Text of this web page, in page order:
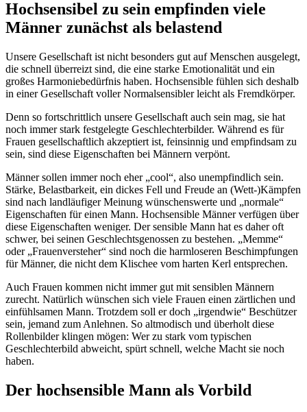
Hochsensibel zu sein empfinden viele
Männer zunächst als belastend
Unsere Gesellschaft ist nicht besonders gut auf Menschen ausgelegt,
die schnell überreizt sind, die eine starke Emotionalität und ein
großes Harmoniebedürfnis haben. Hochsensible fühlen sich deshalb
in einer Gesellschaft voller Normalsensibler leicht als Fremdkörper.
Denn so fortschrittlich unsere Gesellschaft auch sein mag, sie hat
noch immer stark festgelegte Geschlechterbilder. Während es für
Frauen gesellschaftlich akzeptiert ist, feinsinnig und empfindsam zu
sein, sind diese Eigenschaften bei Männern verpönt.
Männer sollen immer noch eher „cool“, also unempfindlich sein.
Stärke, Belastbarkeit, ein dickes Fell und Freude an (Wett-)Kämpfen
sind nach landläufiger Meinung wünschenswerte und „normale“
Eigenschaften für einen Mann. Hochsensible Männer verfügen über
diese Eigenschaften weniger. Der sensible Mann hat es daher oft
schwer, bei seinen Geschlechtsgenossen zu bestehen. „Memme“
oder „Frauenversteher“ sind noch die harmloseren Beschimpfungen
für Männer, die nicht dem Klischee vom harten Kerl entsprechen.
Auch Frauen kommen nicht immer gut mit sensiblen Männern
zurecht. Natürlich wünschen sich viele Frauen einen zärtlichen und
einfühlsamen Mann. Trotzdem soll er doch „irgendwie“ Beschützer
sein, jemand zum Anlehnen. So altmodisch und überholt diese
Rollenbilder klingen mögen: Wer zu stark vom typischen
Geschlechterbild abweicht, spürt schnell, welche Macht sie noch
haben.
Der hochsensible Mann als Vorbild